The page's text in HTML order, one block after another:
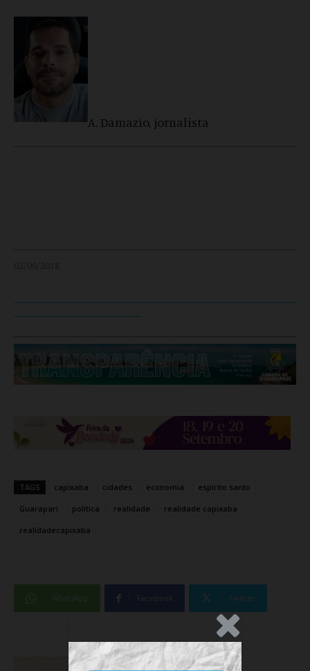
A. Damazio, jornalista
TAGS capixaba cidades economia espírito santo
Guarapari política realidade realidade capixaba
realidadecapixaba
Facebook Twitter